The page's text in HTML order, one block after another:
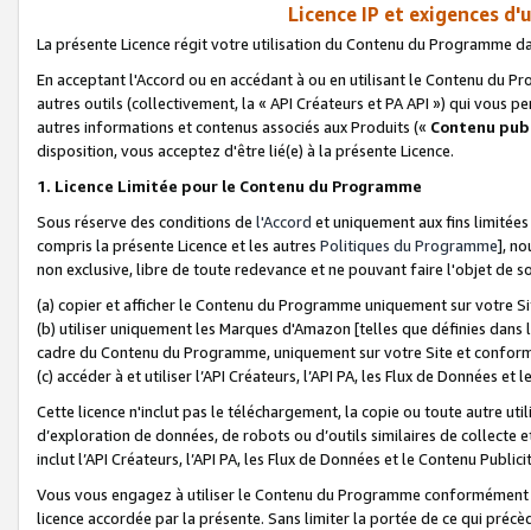
Licence IP et exigences
La présente Licence régit votre utilisation du Contenu du Programme
En acceptant l'Accord ou en accédant à ou en utilisant le Contenu du
autres outils (collectivement, la « API Créateurs et PA API ») qui vous
autres informations et contenus associés aux Produits (« Contenu
disposition, vous acceptez d'être lié(e) à la présente Licence.
1. Licence Limitée pour le Contenu du Programme
Sous réserve des conditions de l'Accord et uniquement aux fins
compris la présente Licence et les autres Politiques du Programme],
non exclusive, libre de toute redevance et ne pouvant faire l'objet de
(a) copier et afficher le Contenu du Programme uniquement sur votre
(b) utiliser uniquement les Marques d'Amazon [telles que définies dans
cadre du Contenu du Programme, uniquement sur votre Site et
(c) accéder à et utiliser l’API Créateurs, l’API PA, les Flux de Données
Cette licence n'inclut pas le téléchargement, la copie ou toute autre
d’exploration de données, de robots ou d’outils similaires de
inclut l’API Créateurs, l’API PA, les Flux de Données et le Contenu
Vous vous engagez à utiliser le Contenu du Programme
licence accordée par la présente. Sans limiter la portée de ce qui